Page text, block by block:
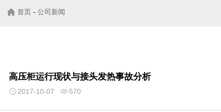
首页 - 公司新闻
高压柜运行现状与接头发热事故分析
2017-10-07 570